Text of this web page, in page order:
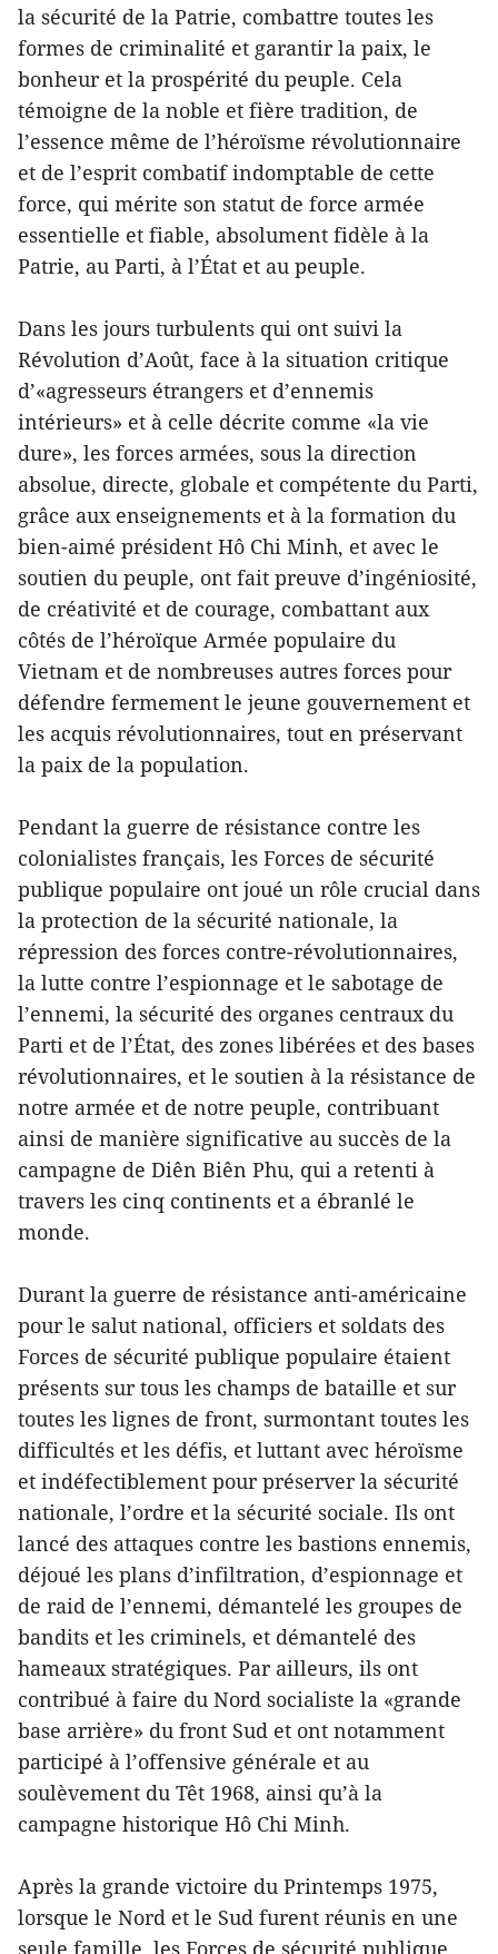
la sécurité de la Patrie, combattre toutes les
formes de criminalité et garantir la paix, le
bonheur et la prospérité du peuple. Cela
témoigne de la noble et fière tradition, de
l’essence même de l’héroïsme révolutionnaire
et de l’esprit combatif indomptable de cette
force, qui mérite son statut de force armée
essentielle et fiable, absolument fidèle à la
Patrie, au Parti, à l’État et au peuple.
Dans les jours turbulents qui ont suivi la
Révolution d’Août, face à la situation critique
d’«agresseurs étrangers et d’ennemis
intérieurs» et à celle décrite comme «la vie
dure», les forces armées, sous la direction
absolue, directe, globale et compétente du Parti,
grâce aux enseignements et à la formation du
bien-aimé président Hô Chi Minh, et avec le
soutien du peuple, ont fait preuve d’ingéniosité,
de créativité et de courage, combattant aux
côtés de l’héroïque Armée populaire du
Vietnam et de nombreuses autres forces pour
défendre fermement le jeune gouvernement et
les acquis révolutionnaires, tout en préservant
la paix de la population.
Pendant la guerre de résistance contre les
colonialistes français, les Forces de sécurité
publique populaire ont joué un rôle crucial dans
la protection de la sécurité nationale, la
répression des forces contre-révolutionnaires,
la lutte contre l’espionnage et le sabotage de
l’ennemi, la sécurité des organes centraux du
Parti et de l’État, des zones libérées et des bases
révolutionnaires, et le soutien à la résistance de
notre armée et de notre peuple, contribuant
ainsi de manière significative au succès de la
campagne de Diên Biên Phu, qui a retenti à
travers les cinq continents et a ébranlé le
monde.
Durant la guerre de résistance anti-américaine
pour le salut national, officiers et soldats des
Forces de sécurité publique populaire étaient
présents sur tous les champs de bataille et sur
toutes les lignes de front, surmontant toutes les
difficultés et les défis, et luttant avec héroïsme
et indéfectiblement pour préserver la sécurité
nationale, l’ordre et la sécurité sociale. Ils ont
lancé des attaques contre les bastions ennemis,
déjoué les plans d’infiltration, d’espionnage et
de raid de l’ennemi, démantelé les groupes de
bandits et les criminels, et démantelé des
hameaux stratégiques. Par ailleurs, ils ont
contribué à faire du Nord socialiste la «grande
base arrière» du front Sud et ont notamment
participé à l’offensive générale et au
soulèvement du Têt 1968, ainsi qu’à la
campagne historique Hô Chi Minh.
Après la grande victoire du Printemps 1975,
lorsque le Nord et le Sud furent réunis en une
seule famille, les Forces de sécurité publique